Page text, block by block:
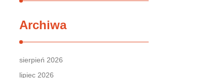
Archiwa
sierpień 2026
lipiec 2026